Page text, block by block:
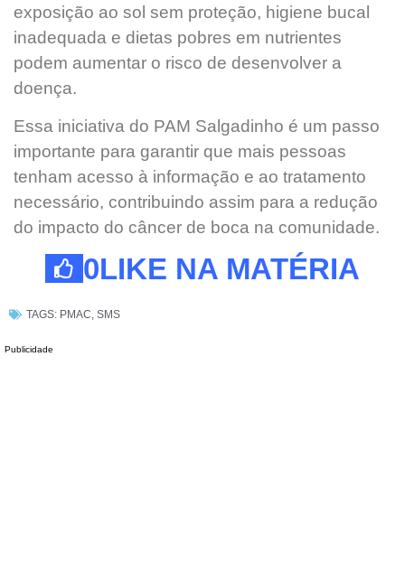
exposição ao sol sem proteção, higiene bucal
inadequada e dietas pobres em nutrientes
podem aumentar o risco de desenvolver a
doença.
Essa iniciativa do PAM Salgadinho é um passo
importante para garantir que mais pessoas
tenham acesso à informação e ao tratamento
necessário, contribuindo assim para a redução
do impacto do câncer de boca na comunidade.
0LIKE NA MATÉRIA
TAGS: PMAC SMS
Publicidade